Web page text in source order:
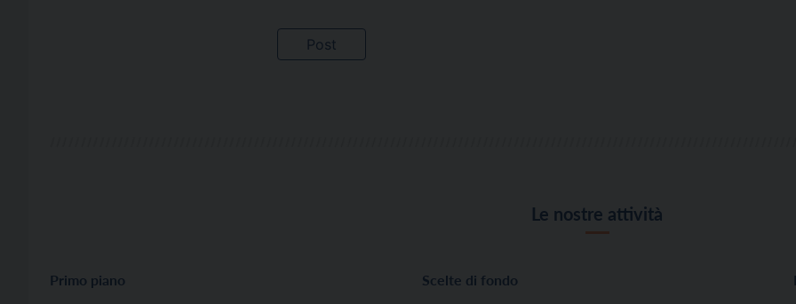
Le nostre attività
Primo piano
Scelte di fondo